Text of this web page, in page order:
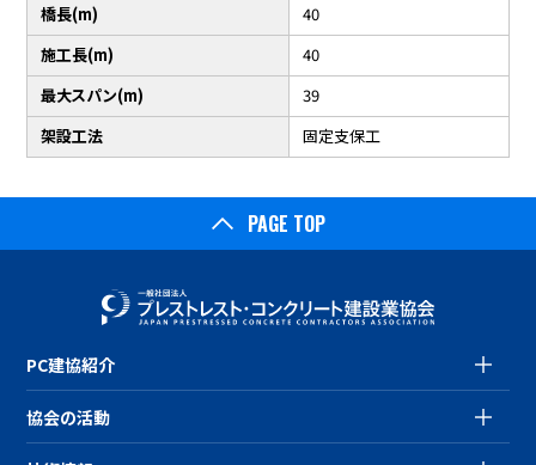
橋長(m)
40
施工長(m)
40
最大スパン(m)
39
架設工法
固定支保工
PAGE TOP
PC建協紹介
協会の活動